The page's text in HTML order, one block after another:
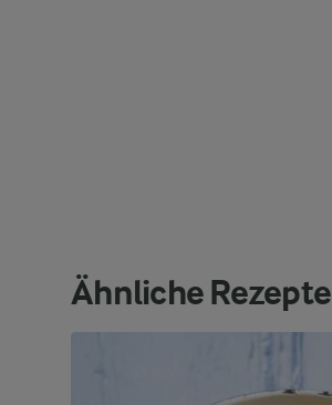
Ähnliche Rezepte